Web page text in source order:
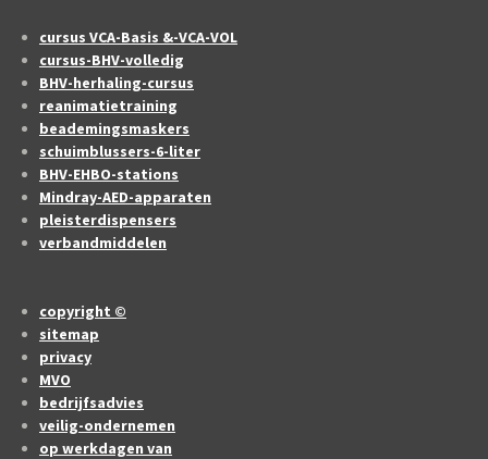
cursus VCA-Basis &-VCA-VOL
cursus-BHV-volledig
BHV-herhaling-cursus
reanimatietraining
beademingsmaskers
schuimblussers-6-liter
BHV-EHBO-stations
Mindray-AED-apparaten
pleisterdispensers
verbandmiddelen
copyright ©
sitemap
privacy
MVO
bedrijfsadvies
veilig-ondernemen
op werkdagen van